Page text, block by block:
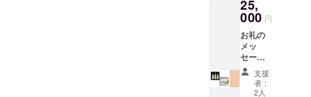
らトラブル
を解消し、
美しい肌へ
育てるお手
入れを強く
お勧めしま
ター付
き よし
リジナ
ルレシ
ピ付き
期間
2023年
1月から
2023年
12月ま
で お名
前、も
しくは
会社名
25,
000 円
お礼の
メッ
セージ
を添え
て クレ
ンジン
支援
者：
2人